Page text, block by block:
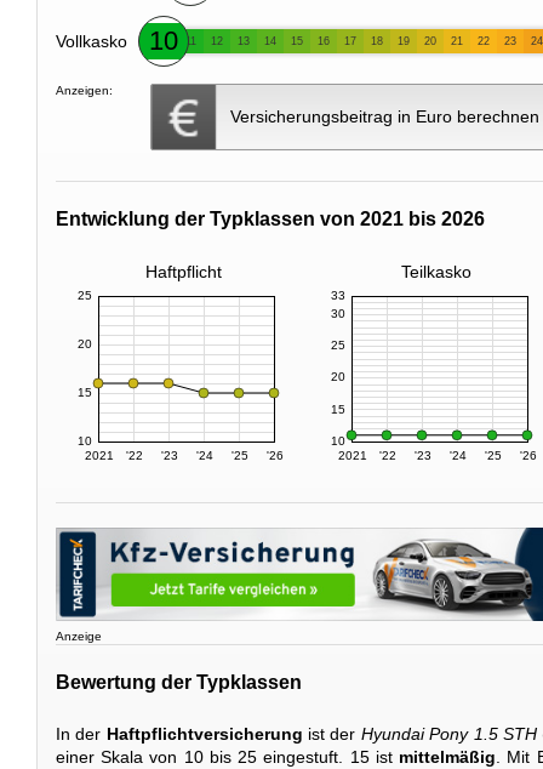
Vollkasko 10 11 12 13 14 15 16 17 18 19 20 21 22 23 24
Anzeigen:
Versicherungsbeitrag in Euro berechnen
Entwicklung der Typklassen von 2021 bis 2026
Haftpflicht Teilkasko
2021 '22 '23 '24 '25 '26
10
15
20
25
2021 '22 '23 '24 '25 '26
10
15
20
25
30
33
Anzeige
Bewertung der Typklassen
In der Haftpflichtversicherung ist der Hyundai Pony 1.5 STH
einer Skala von 10 bis 25 eingestuft. 15 ist mittelmäßig . Mit